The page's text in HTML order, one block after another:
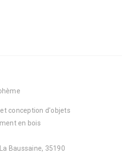
conception d'objets
en bois
La Baussaine, 35190